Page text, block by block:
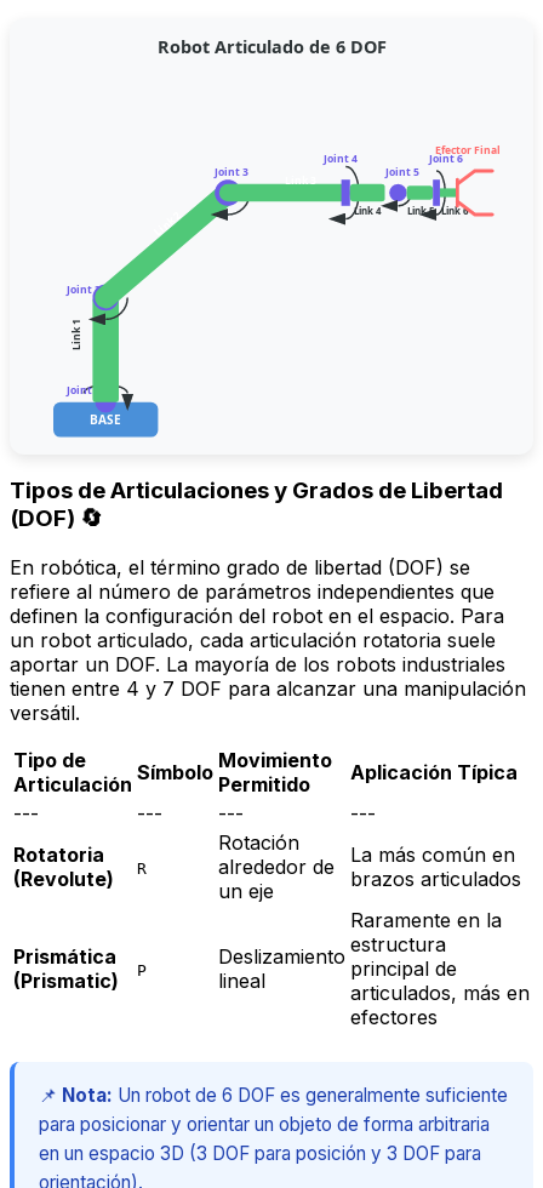
BASE
Joint 1
Link 1
Joint 2
Link 2
Joint 3
Joint 4
Link 4
Joint 5
Link 5
Joint 6
Link 6
Efector Final
Robot Articulado de 6 DOF
Tipos de Articulaciones y Grados de Libertad
(DOF) 🔄
En robótica, el término grado de libertad (DOF) se
refiere al número de parámetros independientes que
definen la configuración del robot en el espacio. Para
un robot articulado, cada articulación rotatoria suele
aportar un DOF. La mayoría de los robots industriales
tienen entre 4 y 7 DOF para alcanzar una manipulación
versátil.
Tipo de
Articulación Símbolo Movimiento
Permitido
Aplicación Típica
---
--- ---
---
Rotatoria
(Revolute)
R
Rotación
alrededor de
un eje
La más común en
brazos articulados
Prismática
(Prismatic)
P
Deslizamiento
lineal
Raramente en la
estructura
principal de
articulados, más en
efectores
📌 Nota: Un robot de 6 DOF es generalmente suficiente
para posicionar y orientar un objeto de forma arbitraria
en un espacio 3D (3 DOF para posición y 3 DOF para
orientación).